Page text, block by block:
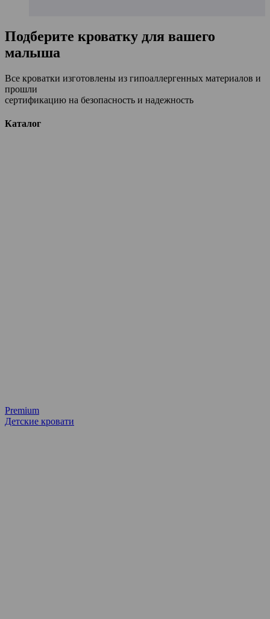
Подберите кроватку для вашего
малыша
Все кроватки изготовлены из гипоаллергенных материалов и
прошли
сертификацию на безопасность и надежность
Каталог
Premium
Детские кровати